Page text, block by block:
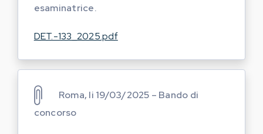
esaminatrice.
DET.-133_2025.pdf
Roma, li 19/03/2025 – Bando di
concorso